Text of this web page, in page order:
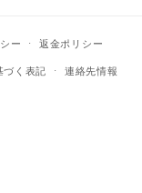
ー 返金ポリシー
づく表記 連絡先情報